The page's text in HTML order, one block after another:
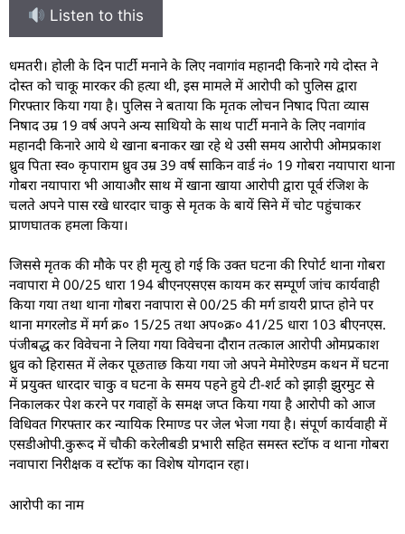
Listen to this
धमतरी। होली के दिन पार्टी मनाने के लिए नवागांव महानदी किनारे गये दोस्त ने
दोस्त को चाकू मारकर की हत्या थी, इस मामले में आरोपी को पुलिस द्वारा
गिरफ्तार किया गया है। पुलिस ने बताया कि मृतक लोचन निषाद पिता व्यास
निषाद उम्र 19 वर्ष अपने अन्य साथियो के साथ पार्टी मनाने के लिए नवागांव
महानदी किनारे आये थे खाना बनाकर खा रहे थे उसी समय आरोपी ओमप्रकाश
ध्रुव पिता स्व० कृपाराम ध्रुव उम्र 39 वर्ष साकिन वार्ड नं० 19 गोबरा नयापारा थाना
गोबरा नयापारा भी आयाऔर साथ में खाना खाया आरोपी द्वारा पूर्व रंजिश के
चलते अपने पास रखे धारदार चाकु से मृतक के बायें सिने में चोट पहुंचाकर
प्राणघातक हमला किया।
जिससे मृतक की मौके पर ही मृत्यु हो गई कि उक्त घटना की रिपोर्ट थाना गोबरा
नवापारा मे 00/25 धारा 194 बीएनएसएस कायम कर सम्पूर्ण जांच कार्यवाही
किया गया तथा थाना गोबरा नवापारा से 00/25 की मर्ग डायरी प्राप्त होने पर
थाना मगरलोड में मर्ग क्र० 15/25 तथा अप०क्र० 41/25 धारा 103 बीएनएस.
पंजीबद्ध कर विवेचना ने लिया गया विवेचना दौरान तत्काल आरोपी ओमप्रकाश
ध्रुव को हिरासत में लेकर पूछताछ किया गया जो अपने मेमोरेण्डम कथन में घटना
में प्रयुक्त धारदार चाकु व घटना के समय पहने हुये टी-शर्ट को झाड़ी झुरमुट से
निकालकर पेश करने पर गवाहों के समक्ष जप्त किया गया है आरोपी को आज
विधिवत गिरफ्तार कर न्यायिक रिमाण्ड पर जेल भेजा गया है। संपूर्ण कार्यवाही में
एसडीओपी.कुरूद में चौकी करेलीबडी प्रभारी सहित समस्त स्टॉफ व थाना गोबरा
नवापारा निरीक्षक व स्टॉफ का विशेष योगदान रहा।
आरोपी का नाम